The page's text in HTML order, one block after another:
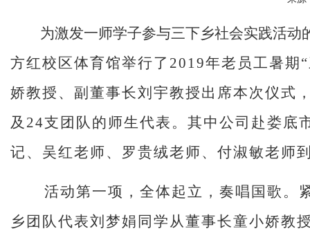
为激发一师学子参与三下乡社会实践活
方红校区体育馆举行了 2019年老员工暑期
娇教授、副董事长刘宇教授出席本次仪式
及 24支团队的师生代表。其中公司赴娄底
记、吴红老师、罗贵绒老师、付淑敏老师
活动第一项，全体起立，奏唱国歌。
乡团队代表刘梦娟同学从董事长童小娇教